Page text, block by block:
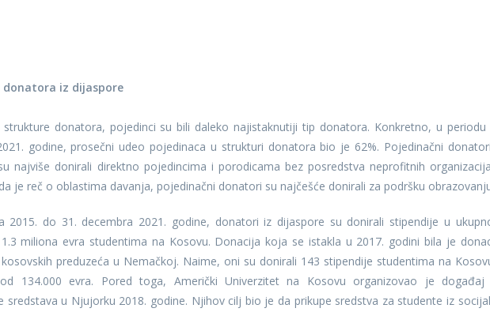
iz dijaspore
strukture donatora, pojedinci su bili daleko najistaknutiji tip donatora. Konkretno, u periodu
godine, prosečni udeo pojedinaca u strukturi donatora bio je 62%. Pojedinačni
najviše donirali direktno pojedincima i porodicama bez posredstva neprofitnih
je reč o oblastima davanja, pojedinačni donatori su najčešće donirali za podršku
2015. do 31. decembra 2021. godine, donatori iz dijaspore su donirali stipendije u
miliona evra studentima na Kosovu. Donacija koja se istakla u 2017. godini bila je
preduzeća u Nemačkoj. Naime, oni su donirali 143 stipendije studentima na
134.000 evra. Pored toga, Američki Univerzitet na Kosovu organizovao je događaj
sredstava u Njujorku 2018. godine. Njihov cilj bio je da prikupe sredstva za studente iz